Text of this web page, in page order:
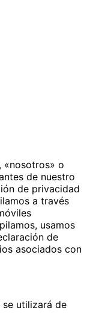
«nosotros» o
de nuestro
de privacidad
a través
usamos
de
asociados con
utilizará de